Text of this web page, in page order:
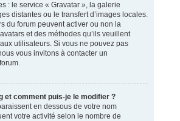
: le service « Gravatar », la galerie
distantes ou le transfert d’images locales.
du forum peuvent activer ou non la
et des méthodes qu’ils veuillent
utilisateurs. Si vous ne pouvez pas
vous invitons à contacter un
et comment puis-je le modifier ?
en dessous de votre nom
votre activité selon le nombre de